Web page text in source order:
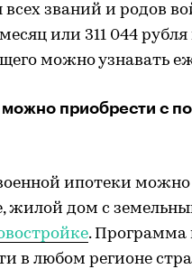
званий и родов
или 311 044
можно узнавать
можно приобрести с
ипотеки
жилой дом с
. Программа
в любом регионе